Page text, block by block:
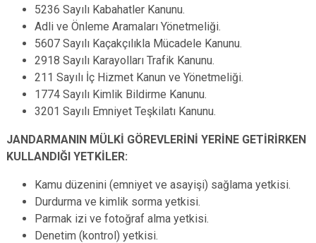
5236 Sayılı Kabahatler Kanunu.
Adli ve Önleme Aramaları Yönetmeliği.
5607 Sayılı Kaçakçılıkla Mücadele Kanunu.
2918 Sayılı Karayolları Trafik Kanunu.
211 Sayılı İç Hizmet Kanun ve Yönetmeliği.
1774 Sayılı Kimlik Bildirme Kanunu.
3201 Sayılı Emniyet Teşkilatı Kanunu.
JANDARMANIN MÜLKİ GÖREVLERİNİ YERİNE GETİRİRKEN
KULLANDIĞI YETKİLER:
Kamu düzenini (emniyet ve asayişi) sağlama yetkisi.
Durdurma ve kimlik sorma yetkisi.
Parmak izi ve fotoğraf alma yetkisi.
Denetim (kontrol) yetkisi.